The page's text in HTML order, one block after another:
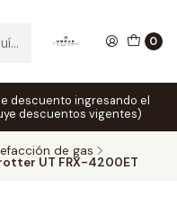
0
descuento ingresando el
descuentos vigentes)
de gas
UT FRX-4200ET